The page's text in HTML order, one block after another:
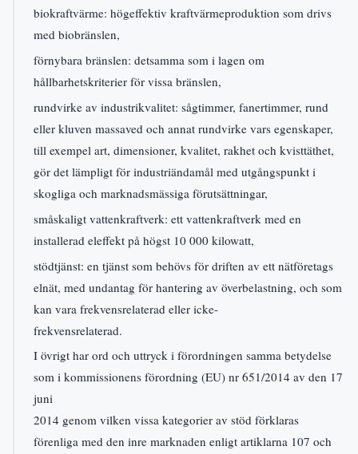
biokraftvärme: högeffektiv kraftvärmeproduktion som drivs
med biobränslen,
förnybara bränslen: detsamma som i lagen om
hållbarhetskriterier för vissa bränslen,
rundvirke av industrikvalitet: sågtimmer, fanertimmer, rund
eller kluven massaved och annat rundvirke vars egenskaper,
till exempel art, dimensioner, kvalitet, rakhet och kvisttäthet,
gör det lämpligt för industriändamål med utgångspunkt i
skogliga och marknadsmässiga förutsättningar,
småskaligt vattenkraftverk: ett vattenkraftverk med en
installerad eleffekt på högst 10 000 kilowatt,
stödtjänst: en tjänst som behövs för driften av ett nätföretags
elnät, med undantag för hantering av överbelastning, och som
kan vara frekvensrelaterad eller icke-
frekvensrelaterad.
I övrigt har ord och uttryck i förordningen samma betydelse
som i kommissionens förordning (EU) nr 651/2014 av den 17
juni
2014 genom vilken vissa kategorier av stöd förklaras
förenliga med den inre marknaden enligt artiklarna 107 och